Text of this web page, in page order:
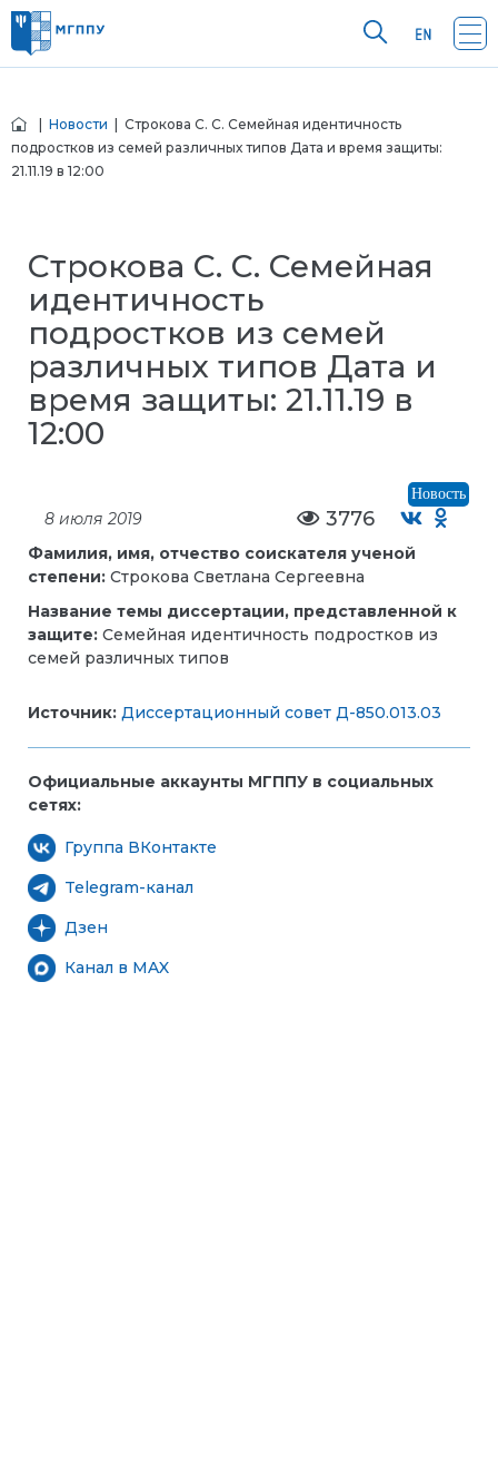
Новости | Строкова С. С. Семейная идентичность
подростков из семей различных типов Дата и время защиты:
21.11.19 в 12:00
Строкова С. С. Семейная
идентичность
подростков из семей
различных типов Дата и
время защиты: 21.11.19 в
12:00
Новость
8 июля 2019 3776
Фамилия, имя, отчество соискателя ученой
степени: Строкова Светлана Сергеевна
Название темы диссертации, представленной к
защите: Семейная идентичность подростков из
семей различных типов
Источник: Диссертационный совет Д-850.013.03
Официальные аккаунты МГППУ в социальных
сетях:
Группа ВКонтакте
Telegram-канал
Дзен
Канал в MAX